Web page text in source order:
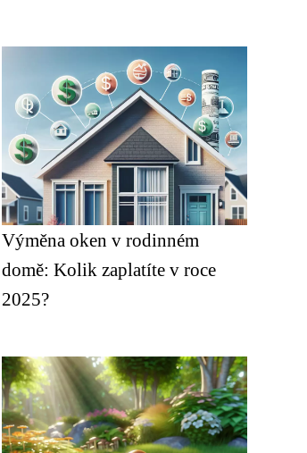
Výměna oken v rodinném
domě: Kolik zaplatíte v roce
2025?